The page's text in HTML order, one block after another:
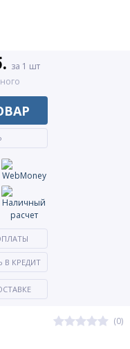
(0)
за 1 шт
КРЕДИТ